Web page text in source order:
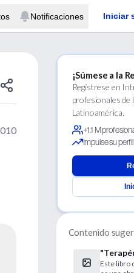
Notificaciones Iniciar
¡Súmese a la
Regístrese en
profesionales de
Latinoamérica.
+1.1 M
Impulse su perfil
Contenido
Este libro